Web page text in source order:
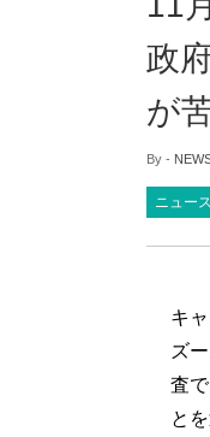
政
が
By -
ニュース
キ
ズ
査
と